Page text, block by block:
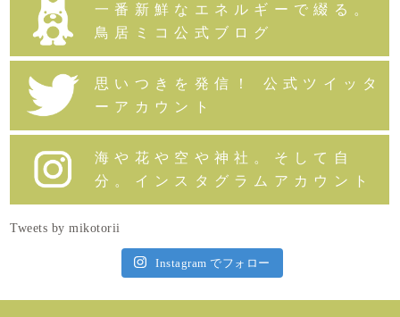
一番新鮮なエネルギーで綴る。
鳥居ミコ公式ブログ
思いつきを発信！ 公式ツイッタ
ーアカウント
海や花や空や神社。そして自
分。インスタグラムアカウント
Tweets by mikotorii
Instagram でフォロー